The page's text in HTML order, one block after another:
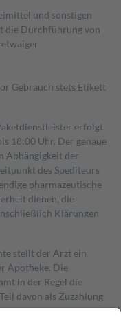
und sonstigen
die Durchführung von
Gebrauch stets Etikett
erfolgt
18:00 Uhr. Der genaue
Abhängigkeit der
des Spediteurs
pharmazeutische
dienen, die
Klärungen
stellt der Arzt ein
Apotheke. Die
in der Regel die
davon als Zuzahlung